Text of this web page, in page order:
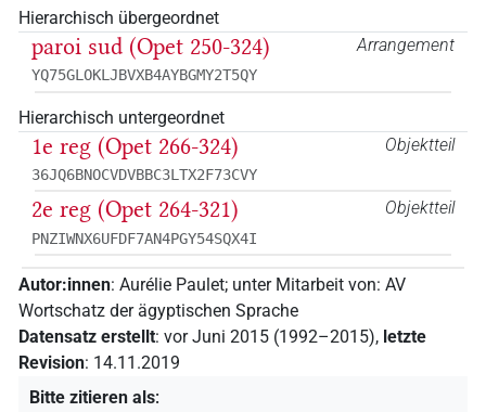
Hierarchisch übergeordnet
Arrangement
paroi sud (Opet 250-324)
YQ75GLOKLJBVXB4AYBGMY2T5QY
Hierarchisch untergeordnet
Objektteil
1e reg (Opet 266-324)
36JQ6BNOCVDVBBC3LTX2F73CVY
Objektteil
2e reg (Opet 264-321)
PNZIWNX6UFDF7AN4PGY54SQX4I
Autor:innen: Aurélie Paulet; unter Mitarbeit von: AV
Wortschatz der ägyptischen Sprache
Datensatz erstellt: vor Juni 2015 (1992–2015), letzte
Revision: 14.11.2019
Bitte zitieren als: